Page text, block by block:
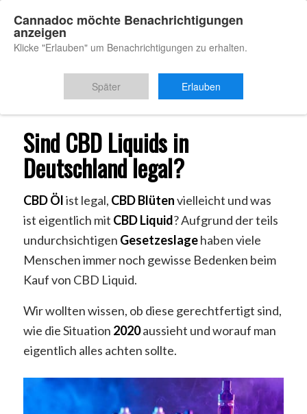
Du bist hier: Startseite / CBD Liquid legal
Sind CBD Liquids in
Deutschland legal?
CBD Ölist legal, CBD Blütenvielleicht und was
ist eigentlich mit CBD Liquid? Aufgrund der teils
undurchsichtigen Gesetzeslagehaben viele
Menschen immer noch gewisse Bedenken beim
Kauf von CBD Liquid.
Wir wollten wissen, ob diese gerechtfertigt sind,
wie die Situation 2020aussieht und worauf man
eigentlich alles achten sollte.
Cannadoc möchte Benachrichtigungen
anzeigen
Klicke "Erlauben" um Benachrichtigungen zu erhalten.
Später Erlauben